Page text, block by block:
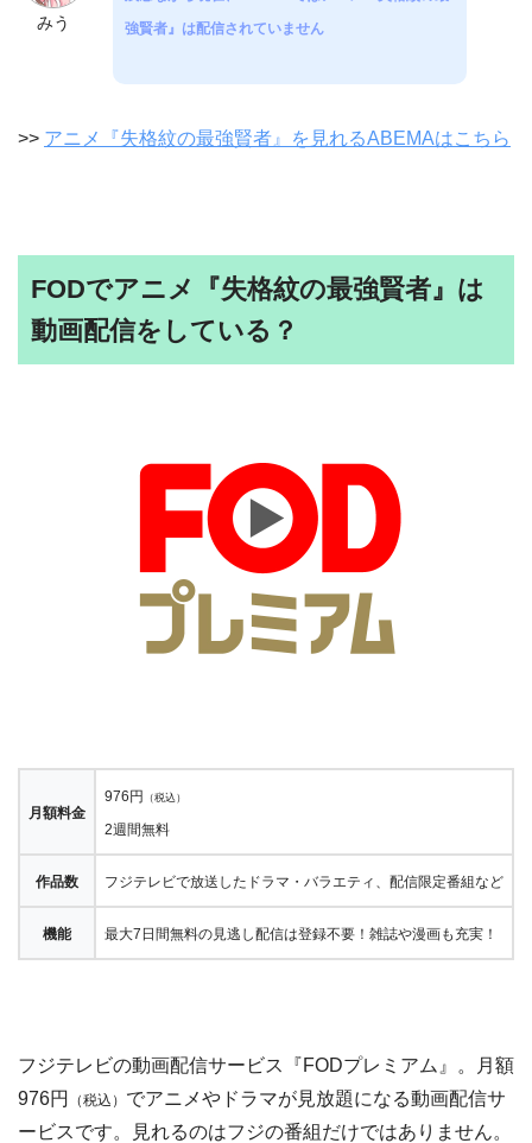
みう
強賢者』は配信されていません
>> アニメ『失格紋の最強賢者』を見れるABEMAはこちら
FODでアニメ『失格紋の最強賢者』は
動画配信をしている？
月額料金
976円 （税込）
2週間無料
作品数 フジテレビで放送したドラマ・バラエティ、配信限定番組など
機能 最大7日間無料の見逃し配信は登録不要！雑誌や漫画も充実！
フジテレビの動画配信サービス『FODプレミアム』。月額
976円
（税込） でアニメやドラマが見放題になる動画配信サ
ービスです。見れるのはフジの番組だけではありません。